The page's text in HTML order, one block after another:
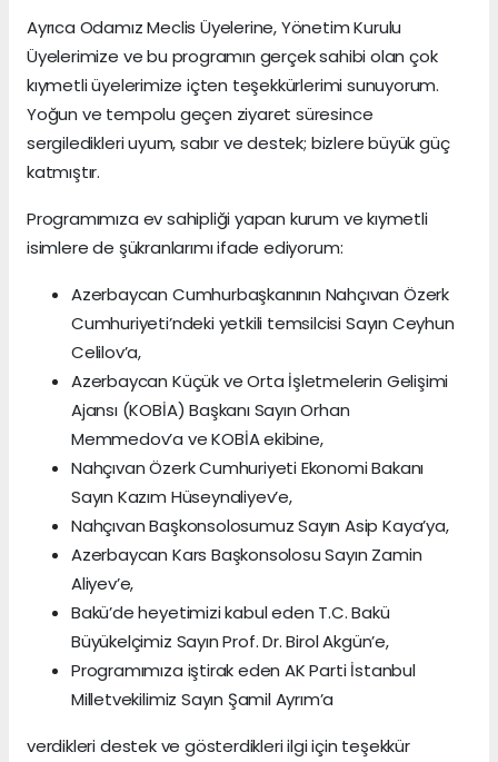
Ayrıca Odamız Meclis Üyelerine, Yönetim Kurulu
Üyelerimize ve bu programın gerçek sahibi olan çok
kıymetli üyelerimize içten teşekkürlerimi sunuyorum.
Yoğun ve tempolu geçen ziyaret süresince
sergiledikleri uyum, sabır ve destek; bizlere büyük güç
katmıştır.
Programımıza ev sahipliği yapan kurum ve kıymetli
isimlere de şükranlarımı ifade ediyorum:
Azerbaycan Cumhurbaşkanının Nahçıvan Özerk
Cumhuriyeti’ndeki yetkili temsilcisi Sayın Ceyhun
Celilov’a,
Azerbaycan Küçük ve Orta İşletmelerin Gelişimi
Ajansı (KOBİA) Başkanı Sayın Orhan
Memmedov’a ve KOBİA ekibine,
Nahçıvan Özerk Cumhuriyeti Ekonomi Bakanı
Sayın Kazım Hüseynaliyev’e,
Nahçıvan Başkonsolosumuz Sayın Asip Kaya’ya,
Azerbaycan Kars Başkonsolosu Sayın Zamin
Aliyev’e,
Bakü’de heyetimizi kabul eden T.C. Bakü
Büyükelçimiz Sayın Prof. Dr. Birol Akgün’e,
Programımıza iştirak eden AK Parti İstanbul
Milletvekilimiz Sayın Şamil Ayrım’a
verdikleri destek ve gösterdikleri ilgi için teşekkür